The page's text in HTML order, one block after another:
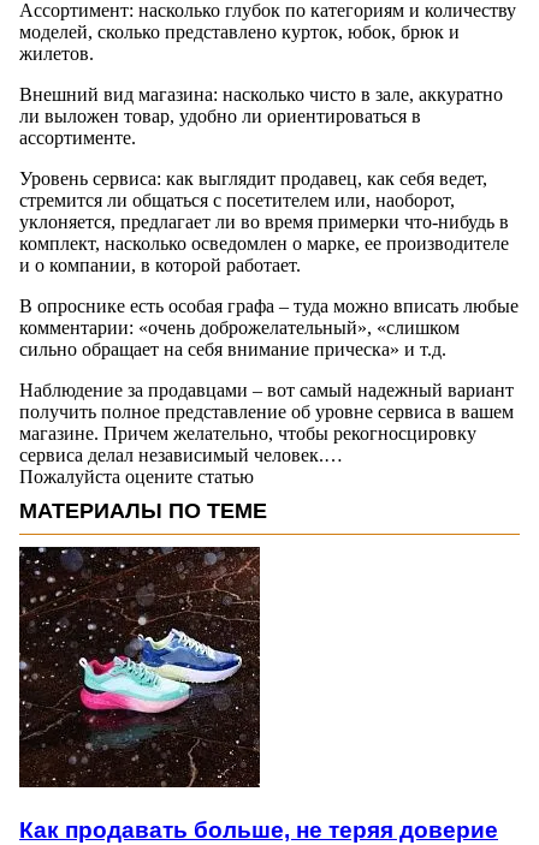
Ассортимент: насколько глубок по категориям и количеству
моделей, сколько представлено курток, юбок, брюк и
жилетов.
Внешний вид магазина: насколько чисто в зале, аккуратно
ли выложен товар, удобно ли ориентироваться в
ассортименте.
Уровень сервиса: как выглядит продавец, как себя ведет,
стремится ли общаться с посетителем или, наоборот,
уклоняется, предлагает ли во время примерки что-нибудь в
комплект, насколько осведомлен о марке, ее производителе
и о компании, в которой работает.
В опроснике есть особая графа – туда можно вписать любые
комментарии: «очень доброжелательный», «слишком
сильно обращает на себя внимание прическа» и т.д.
Наблюдение за продавцами – вот самый надежный вариант
получить полное представление об уровне сервиса в вашем
магазине. Причем желательно, чтобы рекогносцировку
сервиса делал независимый человек.…
Пожалуйста оцените статью
МАТЕРИАЛЫ ПО ТЕМЕ
Как продавать больше, не теряя доверие